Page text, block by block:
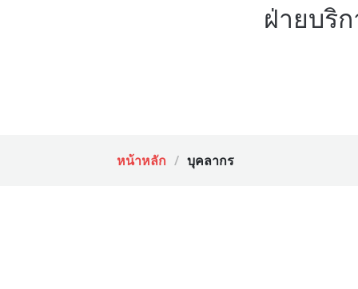
ฝ่ายบริ
หน้าหลัก บุคลากร